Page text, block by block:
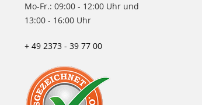
Mo-Fr.: 09:00 - 12:00 Uhr und
13:00 - 16:00 Uhr
+ 49 2373 - 39 77 00